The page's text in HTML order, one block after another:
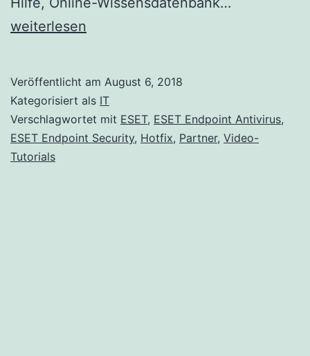
Security
Hotfix
weiterlesen
Veröffentlicht am August 6, 2018
Kategorisiert als IT
Verschlagwortet mit ESET, ESET Endpoint Antivirus,
ESET Endpoint Security, Hotfix, Partner, Video-
Tutorials